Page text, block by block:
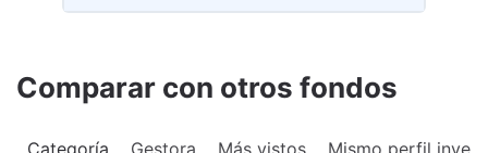
Comparar con otros fondos
Categoría Gestora Más vistos Mismo perfil